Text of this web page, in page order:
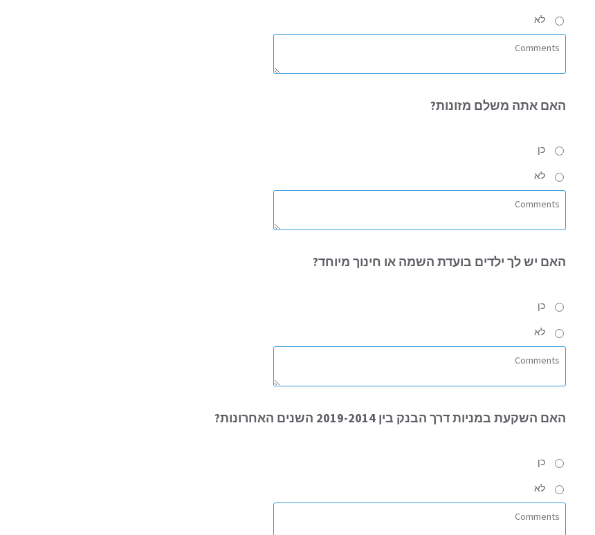
לא
האם אתה משלם מזונות?
כן
לא
האם יש לך ילדים בועדת השמה או חינוך מיוחד?
כן
לא
האם השקעת במניות דרך הבנק בין 2019-2014 השנים האחרונות?
כן
לא